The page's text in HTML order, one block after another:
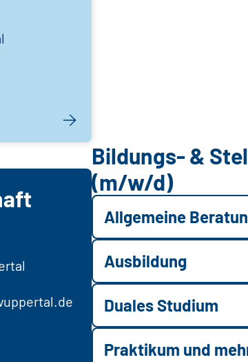
Bildungs- &
(m/w/d)
Allgemeine
Ausbildung
Duales Studium
Praktikum und